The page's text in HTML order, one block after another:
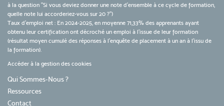
à la question "Si vous deviez donner une note d’ensemble à ce cycle de formation,
quelle note lui accorderiez-vous sur 20 ?")
Taux d’emploi net : En 2024-2025, en moyenne 71,33% des apprenants ayant
obtenu leur certification ont décroché un emploi à l'issue de leur formation
(résultat moyen cumulé des réponses à l'enquête de placement à un an à l'issu de
la formation).
Accéder à la gestion des cookies
Qui Sommes-Nous ?
Ressources
Contact